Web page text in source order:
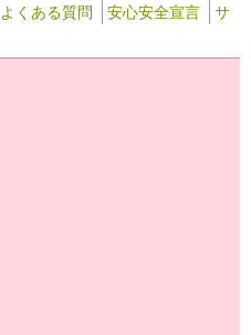
よくある質問 安心安全宣言
サ